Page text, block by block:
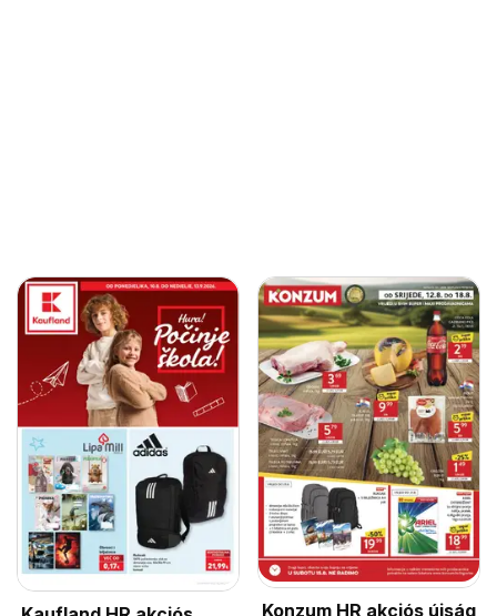
Konzum HR akciós újság